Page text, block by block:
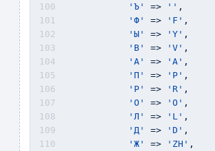
'Ъ'
=> '' ,
'Ф'
=> 'F' ,
'Ы'
=> 'Y' ,
'В'
=> 'V' ,
'А'
=> 'A' ,
'П'
=> 'P' ,
'Р'
=> 'R' ,
'О'
=> 'O' ,
'Л'
=> 'L' ,
'Д'
=> 'D' ,
'Ж'
=> 'ZH' ,